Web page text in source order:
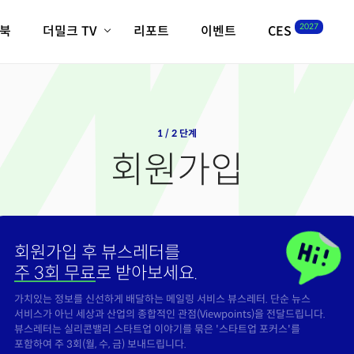
더밀크 TV
크리스의 뉴욕 시그널
밸리토크
리포트 이벤트 CES 2027
1 / 2 단계
회원가입
회원가입 후 뷰스레터를
주 3회 무료로 받아보세요.
가치있는 정보를 신선하게 배달하는 메일링 서비스 뷰스레터. 단순 뉴스
서비스가 아닌 세상과 산업의 종합적인 관점(Viewpoints)을 전달드립니다.
뷰스레터는 실리콘밸리 스타트업 이야기를 묶은 '스타트업 포커스'를
포함하여 주 3회(월, 수, 금) 보내드립니다.